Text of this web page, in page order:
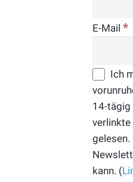
E-Mail*
Ich
14-tägig
verlinkte
gelesen.
kann. (